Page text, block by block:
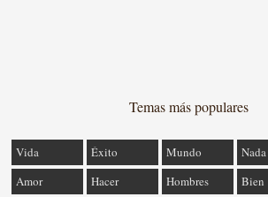
Temas más populares
Vida Éxito Mundo
Nada
Amor
Hacer Hombres
Bien